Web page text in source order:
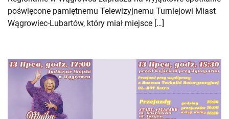
poświęcone pamiętnemu Telewizyjnemu Turniejowi Miast
Wągrowiec-Lubartów, który miał miejsce […]